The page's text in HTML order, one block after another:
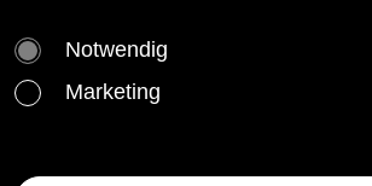
Notwendig
Marketing
*1943 in London, GB
Heimo Zobernig
*1958, lives in Vienna Zobernig
production. In his paintings, he
Tanja Widmann
Hotel Charleroi